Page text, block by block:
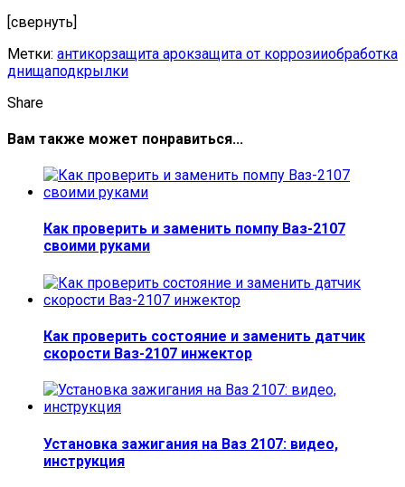
[свернуть]
Метки: антикорзащита арокзащита от коррозииобработка
днищаподкрылки
Share
Вам также может понравиться...
Как проверить и заменить помпу Ваз-2107
своими руками
Как проверить состояние и заменить датчик
скорости Ваз-2107 инжектор
Установка зажигания на Ваз 2107: видео,
инструкция